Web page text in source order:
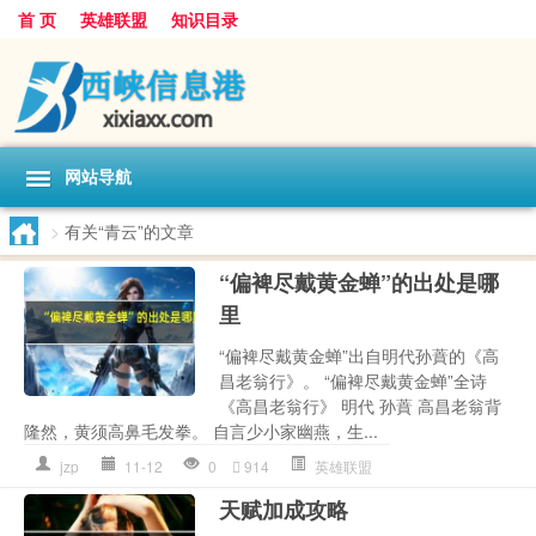
首 页 英雄联盟 知识目录
网站导航
> 有关“青云”的文章
“偏裨尽戴黄金蝉”的出处是哪
里
“偏裨尽戴黄金蝉”出自明代孙蕡的《高
昌老翁行》。 “偏裨尽戴黄金蝉”全诗
《高昌老翁行》 明代 孙蕡 高昌老翁背
隆然，黄须高鼻毛发拳。 自言少小家幽燕，生...
jzp 11-12 0 914 英雄联盟
天赋加成攻略